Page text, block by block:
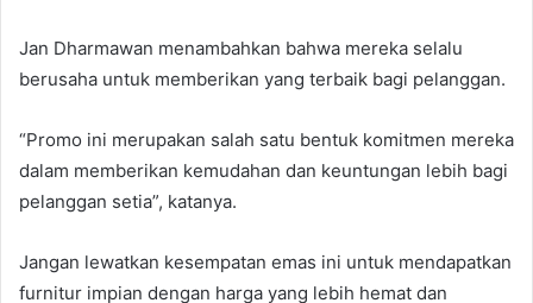
Jan Dharmawan menambahkan bahwa mereka selalu
berusaha untuk memberikan yang terbaik bagi pelanggan.
“Promo ini merupakan salah satu bentuk komitmen mereka
dalam memberikan kemudahan dan keuntungan lebih bagi
pelanggan setia”, katanya.
Jangan lewatkan kesempatan emas ini untuk mendapatkan
furnitur impian dengan harga yang lebih hemat dan